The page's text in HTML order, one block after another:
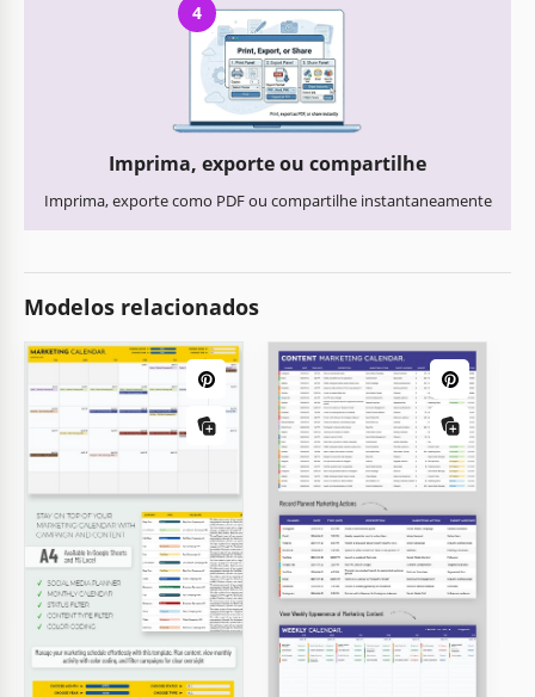
4
Imprima, exporte ou compartilhe
Imprima, exporte como PDF ou compartilhe instantaneamente
Modelos relacionados